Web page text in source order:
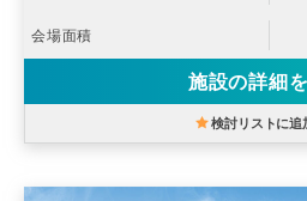
会場面積
施設の詳細
検討リストに追